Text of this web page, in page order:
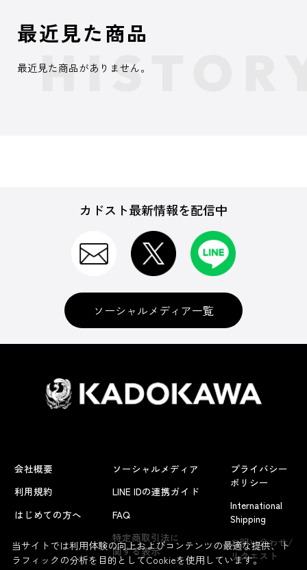
よくあるお問い合わせ
最近見た商品
最近見た商品がありません。
カドスト最新情報を配信中
ソーシャルメディア一覧
会社概要
利用規約
はじめての方へ
ソーシャルメディア
LINE IDの連携ガイド
FAQ
特定商取引法に
関する表示
プライバシー
ポリシー
International
Shipping
お問い合わせ/
リクエスト
当サイトでは利用体験の向上およびコンテンツの最適な提供、ト
ラフィックの分析を目的としてCookieを使用しています。